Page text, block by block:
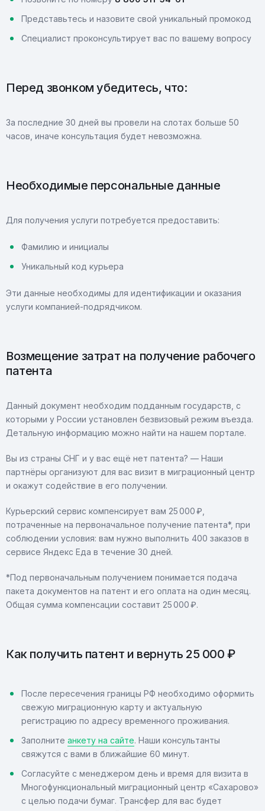
Представьтесь и назовите свой уникальный промокод
Специалист проконсультирует вас по вашему вопросу
Перед звонком убедитесь, что:
За последние 30 дней вы провели на слотах больше 50
часов, иначе консультация будет невозможна.
Необходимые персональные данные
Для получения услуги потребуется предоставить:
Фамилию и инициалы
Уникальный код курьера
Эти данные необходимы для идентификации и оказания
услуги компанией-подрядчиком.
Возмещение затрат на получение рабочего
патента
Данный документ необходим подданным государств, с
которыми у России установлен безвизовый режим въезда.
Детальную информацию можно найти на нашем портале.
Вы из страны СНГ и у вас ещё нет патента? — Наши
партнёры организуют для вас визит в миграционный центр
и окажут содействие в его получении.
Курьерский сервис компенсирует вам 25 000 ₽,
потраченные на первоначальное получение патента*, при
соблюдении условия: вам нужно выполнить 400 заказов в
сервисе Яндекс Еда в течение 30 дней.
*Под первоначальным получением понимается подача
пакета документов на патент и его оплата на один месяц.
Общая сумма компенсации составит 25 000 ₽.
Как получить патент и вернуть 25 000 ₽
После пересечения границы РФ необходимо оформить
свежую миграционную карту и актуальную
регистрацию по адресу временного проживания.
Заполните анкету на сайте. Наши консультанты
свяжутся с вами в ближайшие 60 минут.
Согласуйте с менеджером день и время для визита в
Многофункциональный миграционный центр «Сахарово»
с целью подачи бумаг. Трансфер для вас будет